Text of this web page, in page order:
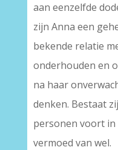
aan eenzelfde
zijn Anna een
bekende relatie
onderhouden en
na haar
denken. Bestaat
personen voort
vermoed van wel.